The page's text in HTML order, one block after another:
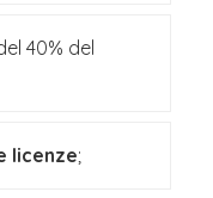
40% del
licenze;